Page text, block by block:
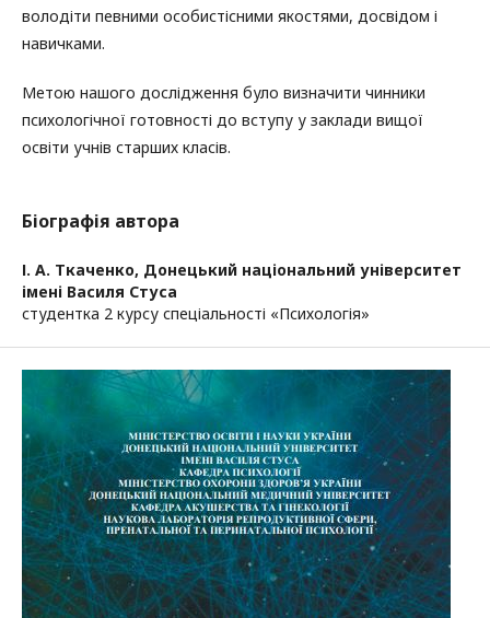
володіти певними особистісними якостями, досвідом і
навичками.
Метою нашого дослідження було визначити чинники
психологічної готовності до вступу у заклади вищої
освіти учнів старших класів.
Біографія автора
І. А. Ткаченко, Донецький національний університет
імені Василя Стуса
студентка 2 курсу спеціальності «Психологія»